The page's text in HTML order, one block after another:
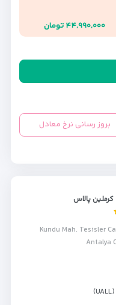
۴۴,۹۹۰,۰۰۰ تومان
بروز رسانی نرخ معادل
Kundu Mah. Tesisler
Antalya